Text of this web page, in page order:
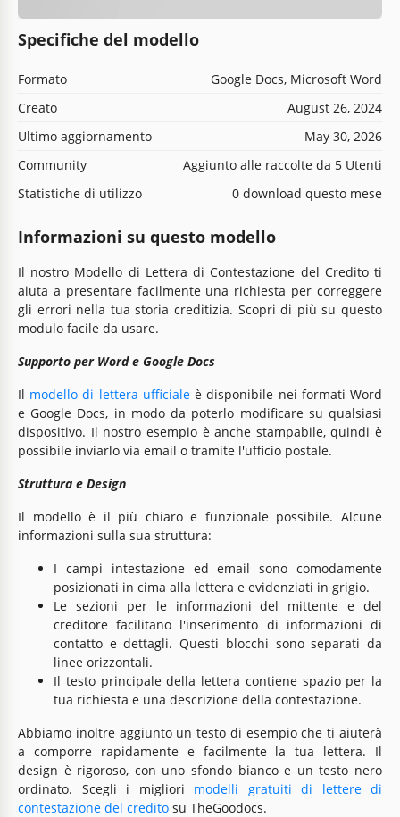
Specifiche del modello
Formato
Google Docs, Microsoft Word
Creato
August 26, 2024
Ultimo aggiornamento
May 30, 2026
Community
Aggiunto alle raccolte da 5 Utenti
Statistiche di utilizzo
0 download questo mese
Informazioni su questo modello
Il nostro Modello di Lettera di Contestazione del Credito ti
aiuta a presentare facilmente una richiesta per correggere
gli errori nella tua storia creditizia. Scopri di più su questo
modulo facile da usare.
Supporto per Word e Google Docs
Il modello di lettera ufficialeè disponibile nei formati Word
e Google Docs, in modo da poterlo modificare su qualsiasi
dispositivo. Il nostro esempio è anche stampabile, quindi è
possibile inviarlo via email o tramite l'ufficio postale.
Struttura e Design
Il modello è il più chiaro e funzionale possibile. Alcune
informazioni sulla sua struttura:
I campi intestazione ed email sono comodamente
posizionati in cima alla lettera e evidenziati in grigio.
Le sezioni per le informazioni del mittente e del
creditore facilitano l'inserimento di informazioni di
contatto e dettagli. Questi blocchi sono separati da
linee orizzontali.
Il testo principale della lettera contiene spazio per la
tua richiesta e una descrizione della contestazione.
Abbiamo inoltre aggiunto un testo di esempio che ti aiuterà
a comporre rapidamente e facilmente la tua lettera. Il
design è rigoroso, con uno sfondo bianco e un testo nero
ordinato. Scegli i migliori modelli gratuiti di lettere di
contestazione del credito su TheGoodocs.